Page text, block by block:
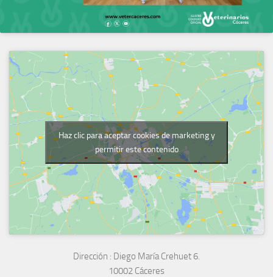
Haz clic para aceptar cookies de marketing y
permitir este contenido
Dirección : Diego María Crehuet 6.
10002 Cáceres